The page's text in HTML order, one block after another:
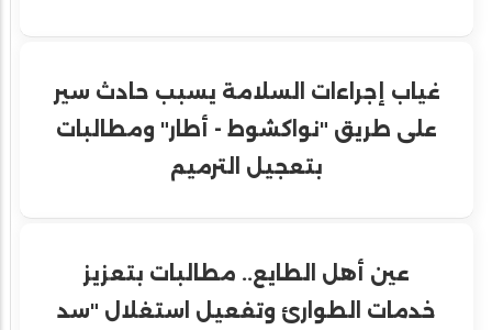
غياب إجراءات السلامة يسبب حادث سير
على طريق "نواكشوط - أطار" ومطالبات
بتعجيل الترميم
عين أهل الطايع.. مطالبات بتعزيز
خدمات الطوارئ وتفعيل استغلال "سد